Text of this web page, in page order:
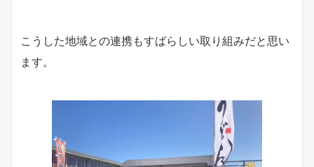
こうした地域との連携もすばらしい取り組みだと思い
ます。